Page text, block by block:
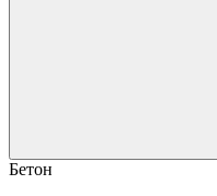
Бетон